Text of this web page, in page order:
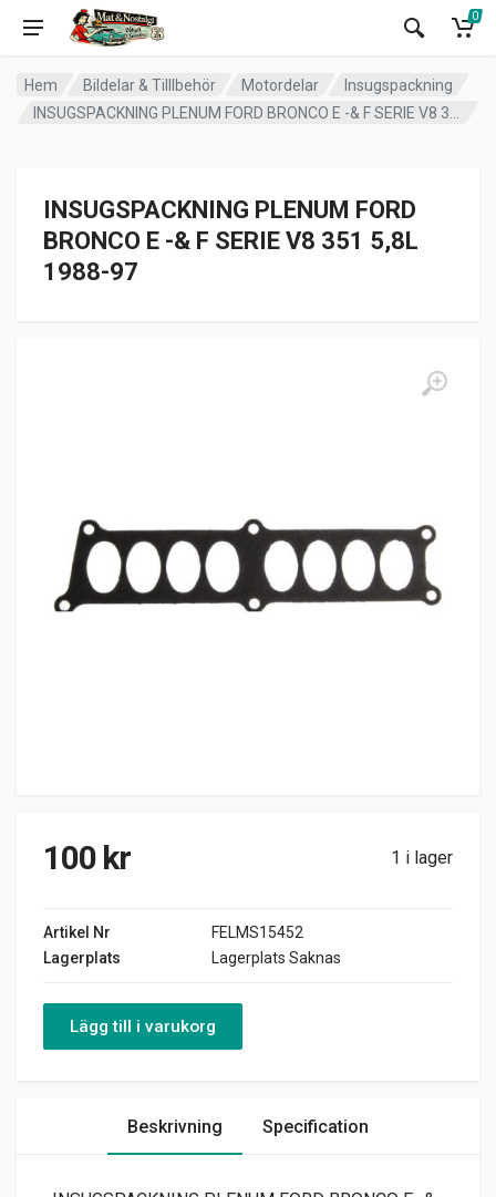
0
Hem Bildelar & Tilllbehör Motordelar
Insugspackning
INSUGSPACKNING PLENUM FORD
BRONCO E -& F SERIE V8 351 5,8L
1988-97
100 kr 1 i lager
Artikel Nr
FELMS15452
Lagerplats
Lagerplats Saknas
Lägg till i varukorg
Beskrivning Specification